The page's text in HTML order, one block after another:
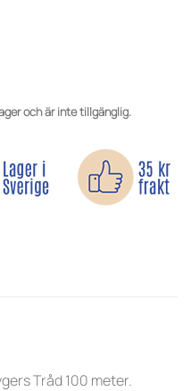
och är inte tillgänglig.
Tråd 100 meter.